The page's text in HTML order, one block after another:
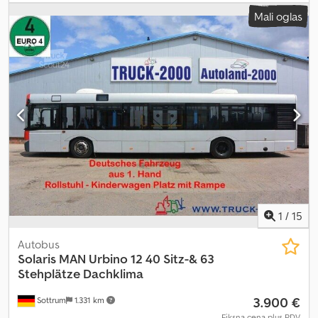
315/80 R22,5, konfiguracija osovina:8x4, kočnice:retarder, boja:
žuta, tip prenosa:automatski, suspencija:čelik-zrak, Oprema:
ABS, diferencijalna blokada, dodatna prednja svetla, grejač za
parkiranje, kontrola proklizavanja, nizak nivo buke, retarder,
tempomat, vučna spojnica prikolice , Rezervoar za ureo (AdBlue)
Zapremina motora 12.809 ccm Kuka za prikolicu (50 mm)
Hidraulika (pomoćni pogon) EBS Navigacioni sistem Euro 6 C
Cjdpfxsvk Un Ss Aqljrf Nosivost 17.500 kg Automatska klima Dautel
čelična okrugla kiperska korpa Hidraulična zadnja vrata, klatna
Sedlasta ploča Preklopiva zaštita od podletanja Sunčana zavesa
Rotaciona svetla Vazduh i struja za prikolicu Težine: Dozvoljeno
opterećenje SDAH: 18.000 kg Dozvoljeno opterećenje prikolice:
55.000 kg Ukupna dozvoljena masa voza: 68.000 kg Prazna težina
tegljača: 11.990 kg Ukupna dozvoljena masa voza: 64.000 kg
Zadržavamo pravo na greške.
Mali oglas
1 / 15
Sottrum 1.331 km
Autobus
Solaris MAN Urbino 12 40 Sitz-& 63
Stehplätze Dachklima
3.900 €